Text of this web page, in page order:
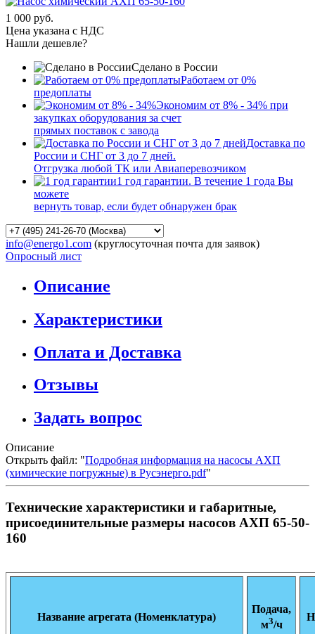
1 000 руб.
Цена указана с НДС
Нашли дешевле?
Сделано в России
Работаем от 0%
предоплаты
Экономим от 8% - 34% при
закупках оборудования за счет
прямых поставок с завода
Доставка по
России и СНГ от 3 до 7 дней.
Отгрузка любой ТК или Авиаперевозчиком
1 год гарантии. В течение 1 года Вы
можете
вернуть товар, если будет обнаружен брак
info@energo1.com (круглосуточная почта для заявок)
Опросный лист
Описание
Характеристики
Оплата и Доставка
Отзывы
Задать вопрос
Описание
Открыть файл: "Подробная информация на насосы АХП
(химические погружные) в Русэнерго.pdf"
Технические характеристики и габаритные,
присоединительные размеры насосов АХП 65-50-
160
Название агрегата (Номенклатура)
Подача,
м3/ч